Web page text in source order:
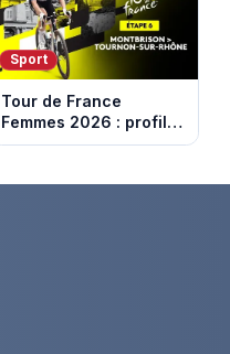
Sport
Tour de France
Femmes 2026 : profil
et horaires de la 6e
Montbrison et